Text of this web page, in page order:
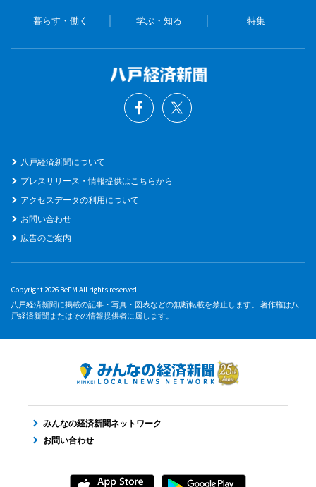
暮らす・働く 学ぶ・知る 特集
八戸経済新聞について
プレスリリース・情報提供はこちらから
アクセスデータの利用について
お問い合わせ
広告のご案内
Copyright 2026 BeFM All rights reserved.
八戸経済新聞に掲載の記事・写真・図表などの無断転載を禁止します。 著作権は八
戸経済新聞またはその情報提供者に属します。
みんなの経済新聞ネットワーク
お問い合わせ